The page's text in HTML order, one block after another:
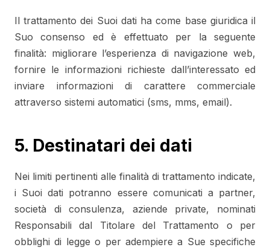
Il trattamento dei Suoi dati ha come base giuridica il
Suo consenso ed è effettuato per la seguente
finalità: migliorare l’esperienza di navigazione web,
fornire le informazioni richieste dall’interessato ed
inviare informazioni di carattere commerciale
attraverso sistemi automatici (sms, mms, email).
5. Destinatari dei dati
Nei limiti pertinenti alle finalità di trattamento indicate,
i Suoi dati potranno essere comunicati a partner,
società di consulenza, aziende private, nominati
Responsabili dal Titolare del Trattamento o per
obblighi di legge o per adempiere a Sue specifiche